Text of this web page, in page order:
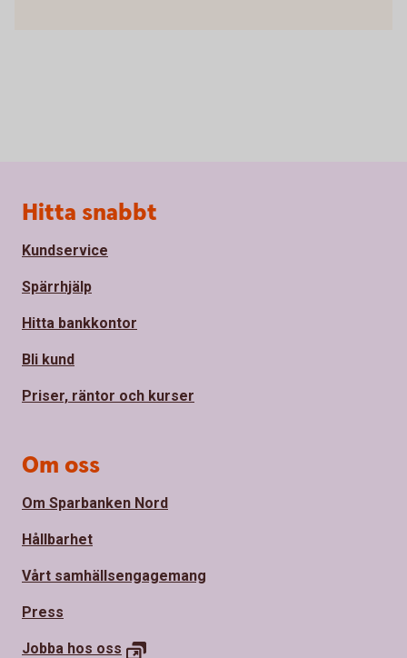
Sidfot
Hitta snabbt
Kundservice
Spärrhjälp
Hitta bankkontor
Bli kund
Priser, räntor och kurser
Om oss
Om Sparbanken Nord
Hållbarhet
Vårt samhällsengagemang
Press
Jobba hos oss